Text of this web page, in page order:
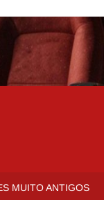
MUITO ANTIGOS